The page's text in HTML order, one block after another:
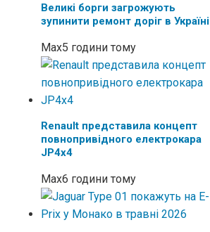
Великі борги загрожують
зупинити ремонт доріг в Україні
Max5 години тому
Renault представила концепт
повнопривідного електрокара
JP4x4
Max6 години тому